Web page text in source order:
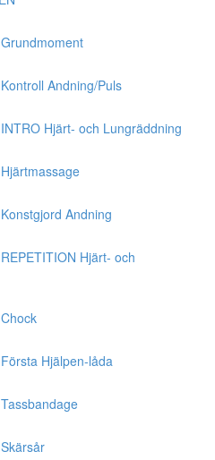
Andning/Puls
Hjärt- och Lungräddning
Andning
Hjärt- och
Hjälpen-låda